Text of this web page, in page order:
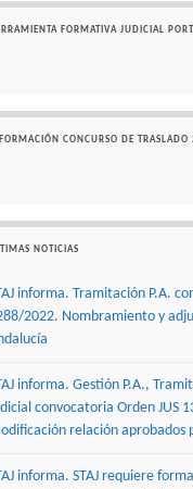
FORMATIVA JUDICIAL
CONCURSO DE
NOTICIAS
informa. Tramitación P.A.
2022. Nombramiento y
informa. Gestión P.A.,
convocatoria Orden JUS
relación aprobados
informa. STAJ requiere